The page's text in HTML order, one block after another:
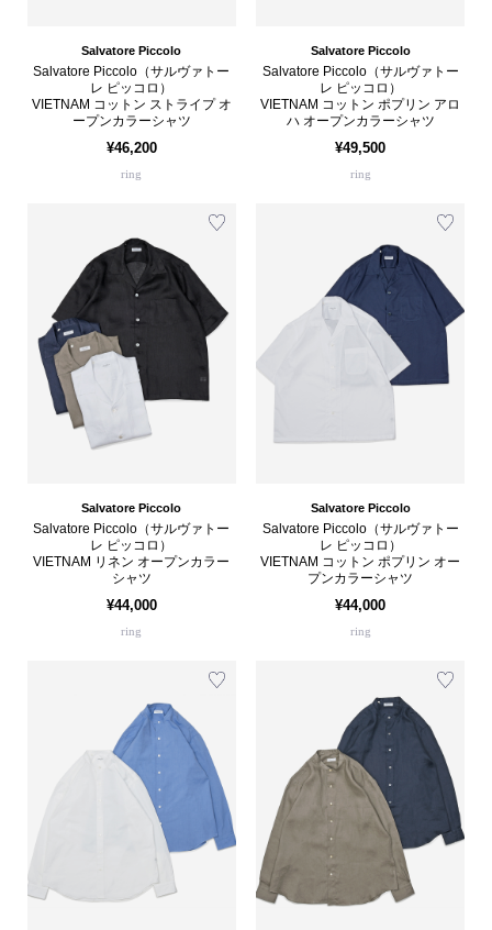
Salvatore Piccolo
Salvatore Piccolo（サルヴァトー
レ ピッコロ）
VIETNAM コットン ストライプ オ
ープンカラーシャツ
¥46,200
ring
Salvatore Piccolo
Salvatore Piccolo（サルヴァトー
レ ピッコロ）
VIETNAM コットン ポプリン アロ
ハ オープンカラーシャツ
¥49,500
ring
Salvatore Piccolo
Salvatore Piccolo（サルヴァトー
レ ピッコロ）
VIETNAM リネン オープンカラー
シャツ
¥44,000
ring
Salvatore Piccolo
Salvatore Piccolo（サルヴァトー
レ ピッコロ）
VIETNAM コットン ポプリン オー
プンカラーシャツ
¥44,000
ring